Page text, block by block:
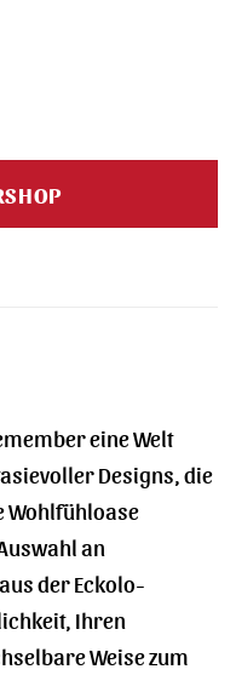
€.
eine Welt
Designs, die
Wohlfühloase
an
der Eckolo-
Ihren
Weise zum